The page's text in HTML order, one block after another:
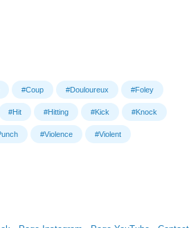
#Coup #Douloureux #Foley
#Hit #Hitting #Kick #Knock
#Violence #Violent